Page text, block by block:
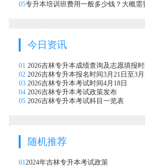
05专升本培训班费用一般多少钱？大概需
今日资讯
01 2026吉林专升本成绩查询及志愿填报
02 2026吉林专升本报名时间3月21日至3月
03 2026吉林专升本考试时间4月18日
04 2026吉林专升本考试政策发布
05 2026吉林专升本考试科目一览表
随机推荐
012024年吉林专升本考试政策